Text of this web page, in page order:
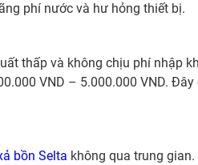
phí nước và hư hỏng thiết bị.
thấp và không chịu phí nhập
VND – 5.000.000 VND.
bồn Selta không qua trung